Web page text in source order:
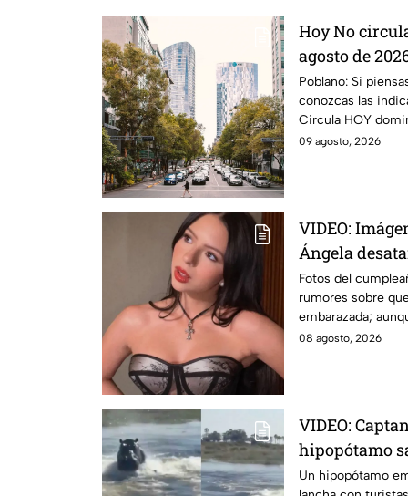
Hoy No
agosto de
en la CDMX y
Poblano: Si
conozcas las
Circula HOY
CDMX y EdoMex.
09 agosto, 2026
VIDEO:
Ángela
embarazada?
Fotos del
rumores sobre
embarazada;
Esto se sabe.
08 agosto, 2026
VIDEO:
hipopótamo
perseguir a
Un hipopótamo